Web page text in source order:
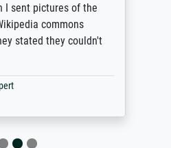
I sent pictures of the
commons
stated they couldn't